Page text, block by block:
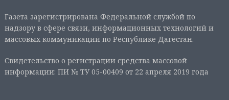
Газета зарегистрирована Федеральной службой по
надзору в сфере связи, информационных технологий и
массовых коммуникаций по Республике Дагестан.
Свидетельство о регистрации средства массовой
информации: ПИ № ТУ 05-00409 от 22 апреля 2019 года